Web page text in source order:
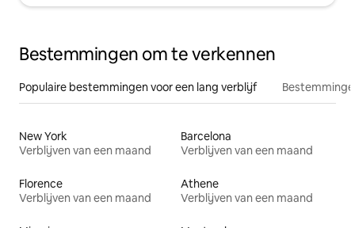
Bestemmingen om te verkennen
Populaire bestemmingen voor een lang verblijf
New York
Verblijven van een maand
Barcelona
Verblijven van een maand
Florence
Verblijven van een maand
Athene
Verblijven van een maand